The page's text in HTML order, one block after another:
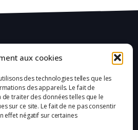
aux cookies
des technologies telles que les
des appareils. Le fait de
traiter des données telles que le
sur ce site. Le fait de ne pas consentir
effet négatif sur certaines
Plan du site
de cookies (UE)